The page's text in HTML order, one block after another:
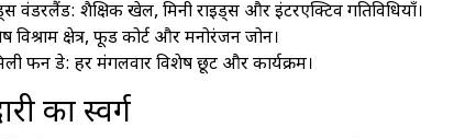
वंडरलैंड: शैक्षिक खेल, मिनी राइड्स और इंटरएक्टिव गतिविधियाँ।
विश्राम क्षेत्र, फूड कोर्ट और मनोरंजन जोन।
फन डे: हर मंगलवार विशेष छूट और कार्यक्रम।
का स्वर्ग